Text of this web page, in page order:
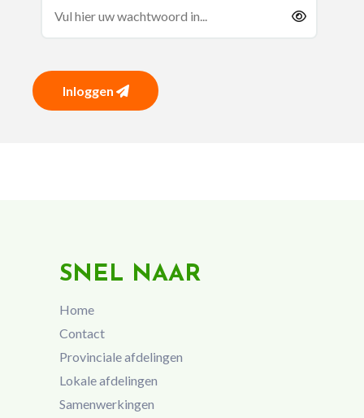
Inloggen
SNEL NAAR
Home
Contact
Provinciale afdelingen
Lokale afdelingen
Samenwerkingen